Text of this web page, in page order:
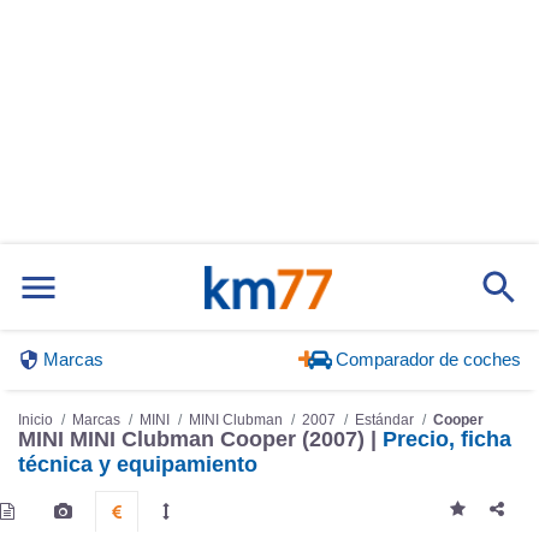
Marcas Comparador de coches
Inicio Marcas MINI MINI Clubman 2007 Estándar Cooper
MINI MINI Clubman Cooper (2007) | Precio, ficha
técnica y equipamiento